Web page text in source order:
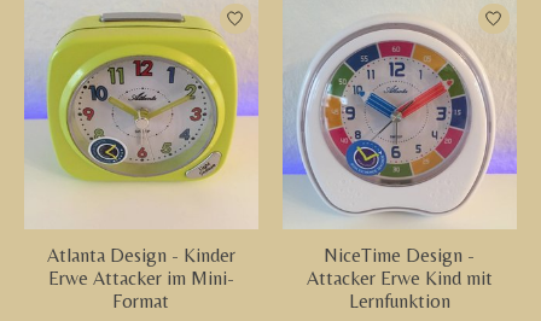
Atlanta Design - Kinder
Erwe Attacker im Mini-
Format
NiceTime Design -
Attacker Erwe Kind mit
Lernfunktion